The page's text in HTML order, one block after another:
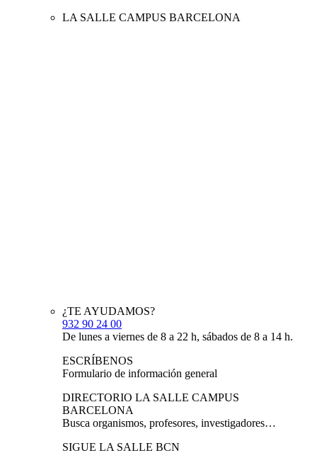
LA SALLE CAMPUS BARCELONA
¿TE AYUDAMOS?
932 90 24 00
De lunes a viernes de 8 a 22 h, sábados de 8 a 14 h.
ESCRÍBENOS
Formulario de información general
DIRECTORIO LA SALLE CAMPUS
BARCELONA
Busca organismos, profesores, investigadores…
SIGUE LA SALLE BCN